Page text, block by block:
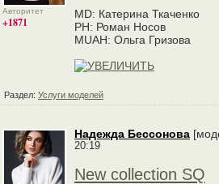
Авторитет
+1871
MD: Катерина Ткаченко
PH: Роман Носов
MUAH: Ольга Гризова
Раздел: Услуги моделей
Надежда Бессонова
20:19
New collection SQ